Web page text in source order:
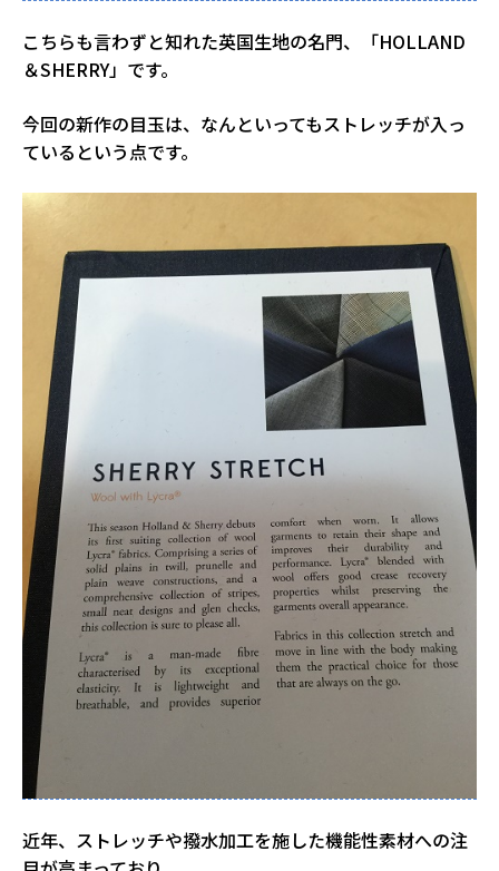
こちらも言わずと知れた英国生地の名門、「HOLLAND
＆SHERRY」です。
今回の新作の目玉は、なんといってもストレッチが入っ
ているという点です。
近年、ストレッチや撥水加工を施した機能性素材への注